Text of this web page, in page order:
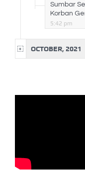
Sumbar
Korban
5:42 pm
OCTOBER, 2021